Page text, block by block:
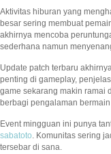
Aktivitas hiburan yang
besar sering membuat
akhirnya mencoba
sederhana namun
Update patch terbaru
penting di gameplay,
game sekarang makin ramai
berbagi pengalaman
Event mingguan ini punya
sabatoto. Komunitas sering
tersebar di sana.